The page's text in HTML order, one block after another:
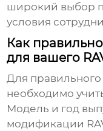
широкий выбор
условия
Как
для вашего
Для
необходимо
Модель и год
модификации